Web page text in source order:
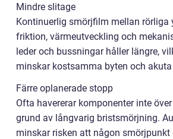
Mindre slitage
Kontinuerlig smörjfilm mellan rörliga
friktion, värmeutveckling och
leder och bussningar håller längre,
minskar kostsamma byten och akuta
Färre oplanerade stopp
Ofta havererar komponenter inte
grund av långvarig bristsmörjning.
minskar risken att någon smörjpunkt